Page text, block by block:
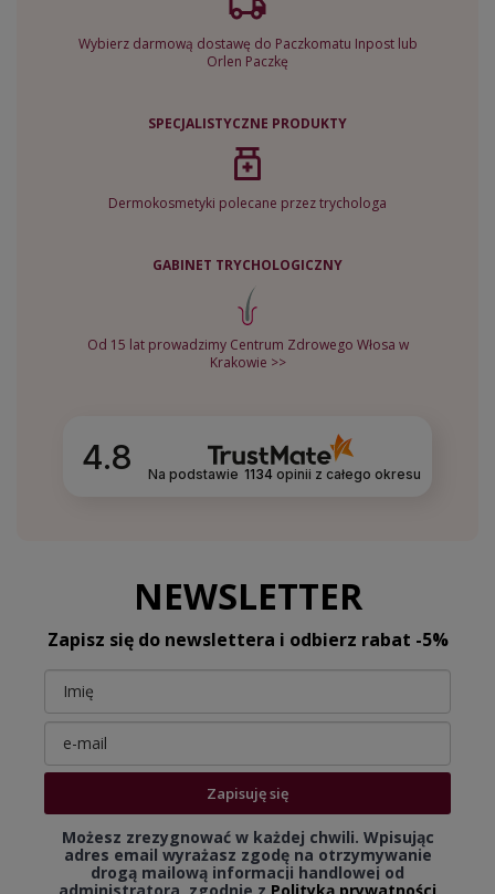
Wybierz darmową dostawę do Paczkomatu Inpost lub
Orlen Paczkę
SPECJALISTYCZNE PRODUKTY
Dermokosmetyki polecane przez trychologa
GABINET TRYCHOLOGICZNY
Od 15 lat prowadzimy Centrum Zdrowego Włosa w
Krakowie >>
4.8 Na podstawie 1134opinii z całego okresu
NEWSLETTER
Zapisz się do newslettera i odbierz rabat -5%
Zapisuję się
Możesz zrezygnować w każdej chwili. Wpisując
adres email wyrażasz zgodę na otrzymywanie
drogą mailową informacji handlowej od